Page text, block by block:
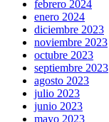
febrero 2024
enero 2024
diciembre 2023
noviembre 2023
octubre 2023
septiembre 2023
agosto 2023
julio 2023
junio 2023
mayo 2023